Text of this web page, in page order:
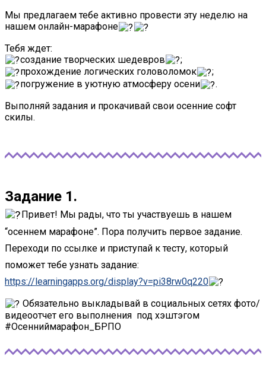
Мы предлагаем тебе активно провести эту неделю на
нашем онлайн-марафоне
Тебя ждет:
создание творческих шедевров
;
прохождение логических головоломок
;
погружение в уютную атмосферу осени
.
Выполняй задания и прокачивай свои осенние софт
скилы.
Задание 1.
Привет! Мы рады, что ты участвуешь в нашем
“осеннем марафоне”. Пора получить первое задание.
Переходи по ссылке и приступай к тесту, который
поможет тебе узнать задание:
https://learningapps.org/display?v=pi38rw0q220
Обязательно выкладывай в социальных сетях фото/
видеоотчет его выполнения под хэштэгом
#Осенниймарафон_БРПО